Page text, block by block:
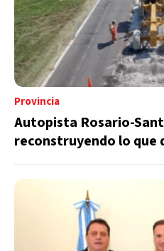
Provincia
Autopista Rosario-
reconstruyendo lo que